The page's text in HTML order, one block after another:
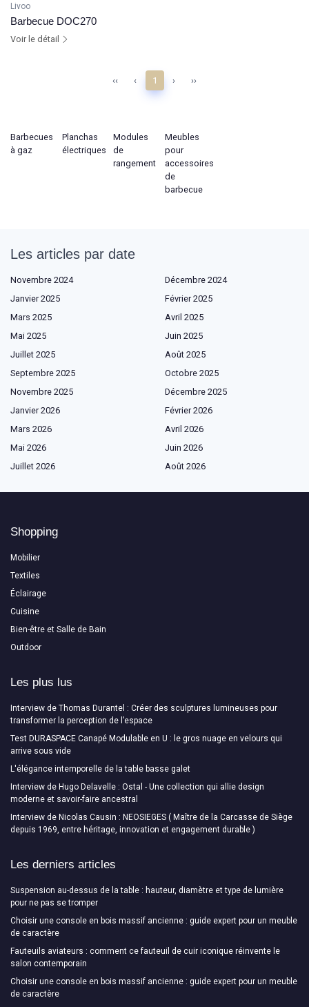
Livoo
Barbecue DOC270
Voir le détail
‹‹ ‹ 1 › ››
Barbecues
à gaz
Planchas
électriques
Modules
de
rangement
Meubles
pour
accessoires
de
barbecue
Les articles par date
Novembre 2024
Décembre 2024
Janvier 2025
Février 2025
Mars 2025
Avril 2025
Mai 2025
Juin 2025
Juillet 2025
Août 2025
Septembre 2025
Octobre 2025
Novembre 2025
Décembre 2025
Janvier 2026
Février 2026
Mars 2026
Avril 2026
Mai 2026
Juin 2026
Juillet 2026
Août 2026
Shopping
Mobilier
Textiles
Éclairage
Cuisine
Bien-être et Salle de Bain
Outdoor
Les plus lus
Interview de Thomas Durantel : Créer des sculptures lumineuses pour
transformer la perception de l’espace
Test DURASPACE Canapé Modulable en U : le gros nuage en velours qui
arrive sous vide
L'élégance intemporelle de la table basse galet
Interview de Hugo Delavelle : Ostal - Une collection qui allie design
moderne et savoir-faire ancestral
Interview de Nicolas Causin : NEOSIEGES ( Maître de la Carcasse de Siège
depuis 1969, entre héritage, innovation et engagement durable )
Les derniers articles
Suspension au-dessus de la table : hauteur, diamètre et type de lumière
pour ne pas se tromper
Choisir une console en bois massif ancienne : guide expert pour un meuble
de caractère
Fauteuils aviateurs : comment ce fauteuil de cuir iconique réinvente le
salon contemporain
Choisir une console en bois massif ancienne : guide expert pour un meuble
de caractère